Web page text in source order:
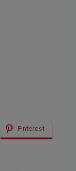
Pinterest